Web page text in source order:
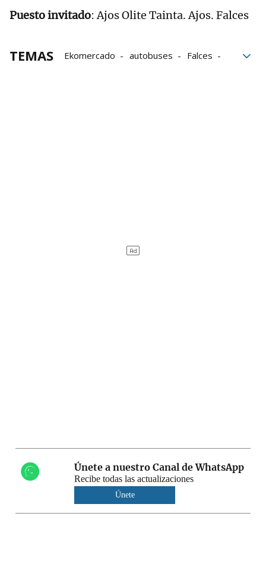
Puesto invitado: Ajos Olite Tainta. Ajos. Falces
TEMAS Ekomercado autobuses
Falces
Únete a nuestro Canal de WhatsApp
Recibe todas las actualizaciones
Únete